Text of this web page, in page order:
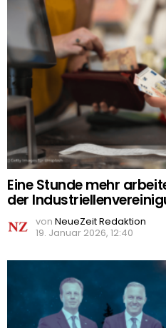
Eine Stunde mehr
der
von NeueZeit Redaktion
19. Januar 2026, 12:40